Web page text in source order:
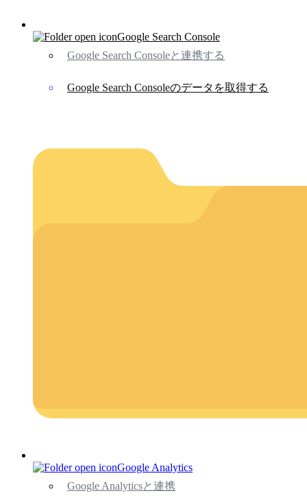
Google Search Console
Google Search Consoleと連携する
Google Search Consoleのデータを取得する
Google Analytics
Google Analyticsと連携